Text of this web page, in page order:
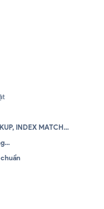
INDEX MATCH…